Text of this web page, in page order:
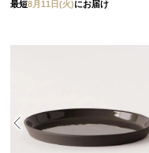
最短8月11日(火)にお届け